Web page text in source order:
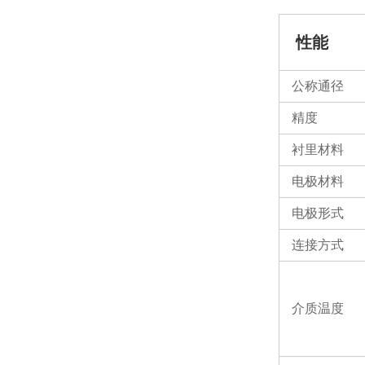
性能
公称通径
精度
衬里材料
电极材料
电极形式
连接方式
介质温度